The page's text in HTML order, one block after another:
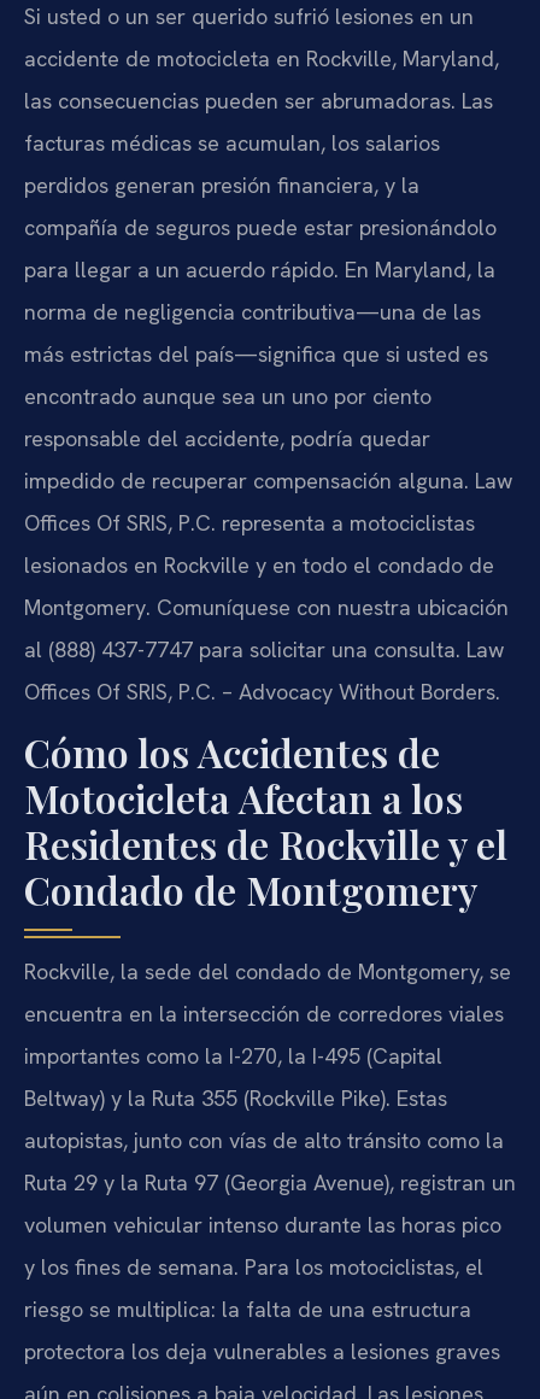
Si usted o un ser querido sufrió lesiones en un
accidente de motocicleta en Rockville, Maryland,
las consecuencias pueden ser abrumadoras. Las
facturas médicas se acumulan, los salarios
perdidos generan presión financiera, y la
compañía de seguros puede estar presionándolo
para llegar a un acuerdo rápido. En Maryland, la
norma de negligencia contributiva—una de las
más estrictas del país—significa que si usted es
encontrado aunque sea un uno por ciento
responsable del accidente, podría quedar
impedido de recuperar compensación alguna. Law
Offices Of SRIS, P.C. representa a motociclistas
lesionados en Rockville y en todo el condado de
Montgomery. Comuníquese con nuestra ubicación
al (888) 437-7747 para solicitar una consulta. Law
Offices Of SRIS, P.C. – Advocacy Without Borders.
Cómo los Accidentes de
Motocicleta Afectan a los
Residentes de Rockville y el
Condado de Montgomery
Rockville, la sede del condado de Montgomery, se
encuentra en la intersección de corredores viales
importantes como la I-270, la I-495 (Capital
Beltway) y la Ruta 355 (Rockville Pike). Estas
autopistas, junto con vías de alto tránsito como la
Ruta 29 y la Ruta 97 (Georgia Avenue), registran un
volumen vehicular intenso durante las horas pico
y los fines de semana. Para los motociclistas, el
riesgo se multiplica: la falta de una estructura
protectora los deja vulnerables a lesiones graves